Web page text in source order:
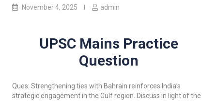
November 4, 2025 admin
UPSC Mains Practice
Question
Ques: Strengthening ties with Bahrain reinforces India’s
strategic engagement in the Gulf region. Discuss in light of the